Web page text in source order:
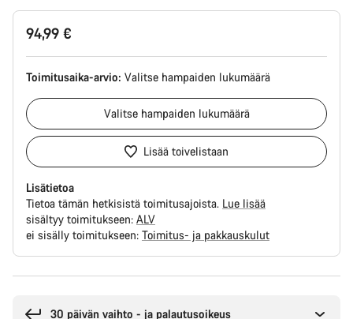
94,99 €
Toimitusaika-arvio: Valitse hampaiden lukumäärä
Valitse hampaiden lukumäärä
Lisää toivelistaan
Lisätietoa
Tietoa tämän hetkisistä toimitusajoista. Lue lisää
sisältyy toimitukseen: ALV
ei sisälly toimitukseen: Toimitus- ja pakkauskulut
30 päivän vaihto - ja palautusoikeus